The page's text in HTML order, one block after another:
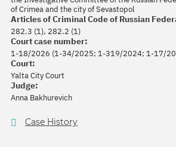
of Crimea and the city of Sevastopol
Articles of Criminal Code of Russian
282.3 (1), 282.2 (1)
Court case number:
1-18/2026 (1-34/2025; 1-319/2024; 1-17/
Court:
Yalta City Court
Judge:
Anna Bakhurevich
Case History